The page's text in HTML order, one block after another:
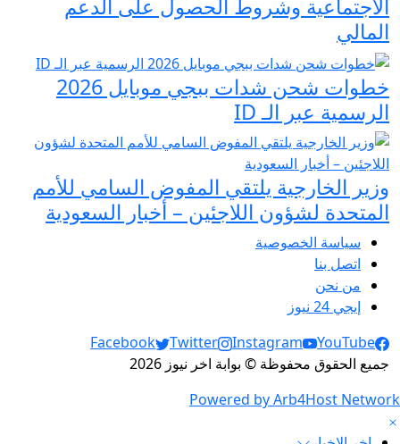
الاجتماعية وشروط الحصول على الدعم
المالي
خطوات شحن شدات ببجي موبايل 2026
الرسمية عبر الـ ID
وزير الخارجية يلتقي المفوض السامي للأمم
المتحدة لشؤون اللاجئين – أخبار السعودية
سياسة الخصوصية
اتصل بنا
من نحن
إيجي 24 نيوز
Social Links
Facebook Twitter Instagram
YouTube
جميع الحقوق محفوظة © بوابة اخر نيوز 2026
Powered by Arb4Host Network